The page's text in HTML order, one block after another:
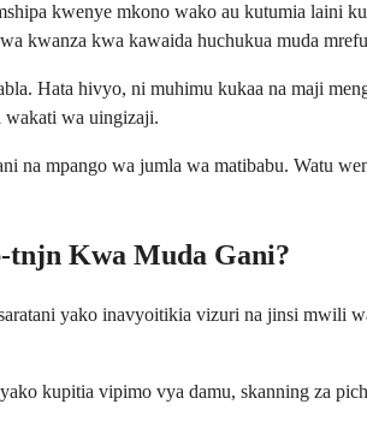
kwenye mkono wako au kutumia laini
kwanza kwa kawaida huchukua muda
Hata hivyo, ni muhimu kukaa na maji
wakati wa uingizaji.
na mpango wa jumla wa matibabu. Watu
tnjn Kwa Muda Gani?
yako inavyoitikia vizuri na jinsi mwili
kupitia vipimo vya damu, skanning za